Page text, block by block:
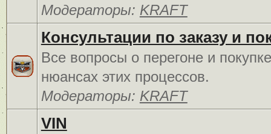
Модераторы: KRAFT
Консультации по заказу и
Все вопросы о перегоне и
нюансах этих процессов.
Модераторы: KRAFT
VIN